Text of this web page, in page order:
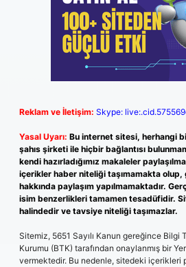
Reklam ve İletişim: Skype:
Yasal Uyarı: Bu internet sitesi, herhangi
şahıs şirketi ile hiçbir bağlantısı
kendi hazırladığımız makaleler
içerikler haber niteliği taşımamakta
hakkında paylaşım yapılmamaktadır.
isim benzerlikleri tamamen tesadüfidir.
halindedir ve tavsiye niteliği taşımazlar.
Sitemiz, 5651 Sayılı Kanun gereğince Bilgi
Kurumu (BTK) tarafından onaylanmış bir
vermektedir. Bu nedenle, sitedeki içerikleri